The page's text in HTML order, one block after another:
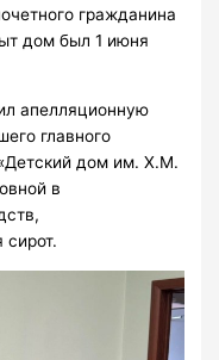
гражданина
дом был 1 июня
апелляционную
главного
дом им. Х.М.
в